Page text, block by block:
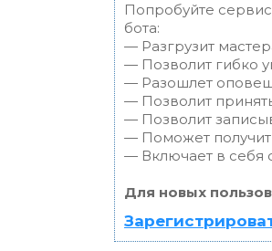
Попробуйте
бота:
— Разгрузит
— Позволит гибко
— Разошлет
— Позволит
— Позволит
— Поможет
— Включает в себя
Для новых